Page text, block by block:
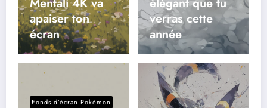
apaiser ton
écran
verras cette
année
Fonds d’écran Pokémon